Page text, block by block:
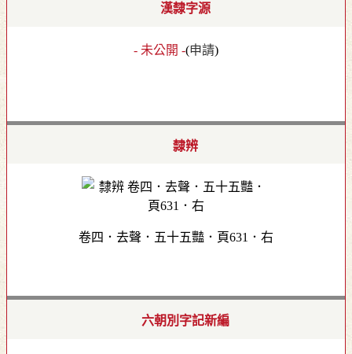
漢隸字源
- 未公開 -(申請)
隸辨
卷四．去聲．五十五豔．頁631．右
六朝別字記新編